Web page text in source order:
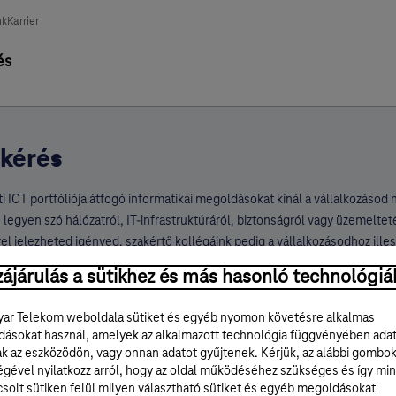
Karrier
ICT portfóliója átfogó informatikai megoldásokat kínál a vállalkozásod
szó hálózatról, IT‑infrastruktúráról, biztonságról vagy
jelezheted igényed, szakértő kollégáink pedig a vállalkozásodhoz
személyre szabott ajánlattal keresnek meg.
a sütikhez és más hasonló
Telekom weboldala sütiket és egyéb nyomon követésre alkalmas
használ, amelyek az alkalmazott technológia függvényében
az eszközödön, vagy onnan adatot gyűjtenek. Kérjük, az alábbi
nyilatkozz arról, hogy az oldal működéséhez szükséges és így
sütiken felül milyen választható sütiket és egyéb megoldásokat